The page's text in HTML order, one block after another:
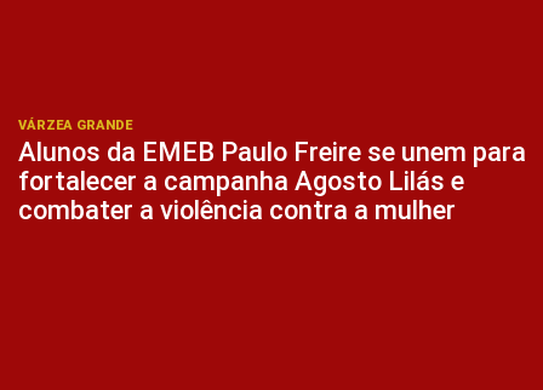
VÁRZEA GRANDE
Alunos da EMEB Paulo Freire se unem para
fortalecer a campanha Agosto Lilás e
combater a violência contra a mulher